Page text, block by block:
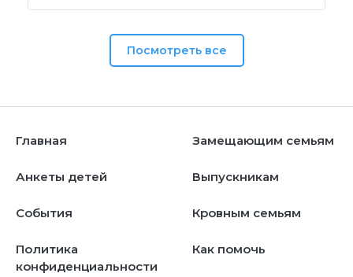
Посмотреть все
Главная
Анкеты детей
События
Политика
конфиденциальности
Замещающим семьям
Выпускникам
Кровным семьям
Как помочь